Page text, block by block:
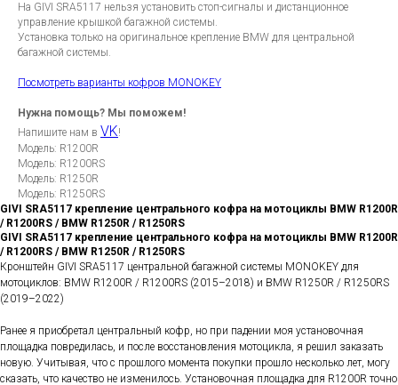
На GIVI SRA5117 нельзя установить стоп-сигналы и дистанционное
управление крышкой багажной системы.
Установка только на оригинальное крепление BMW для центральной
багажной системы.
Посмотреть варианты кофров MONOKEY
Нужна помощь? Мы поможем!
Напишите нам в VK!
Модель: R1200R
Модель: R1200RS
Модель: R1250R
Модель: R1250RS
GIVI SRA5117 крепление центрального кофра на мотоциклы BMW R1200R
/ R1200RS / BMW R1250R / R1250RS
GIVI SRA5117 крепление центрального кофра на мотоциклы BMW R1200R
/ R1200RS / BMW R1250R / R1250RS
Кронштейн GIVI SRA5117 центральной багажной системы MONOKEY для
мотоциклов: BMW R1200R / R1200RS (2015–2018) и BMW R1250R / R1250RS
(2019–2022)
Ранее я приобретал центральный кофр, но при падении моя установочная
площадка повредилась, и после восстановления мотоцикла, я решил заказать
новую. Учитывая, что с прошлого момента покупки прошло несколько лет, могу
сказать, что качество не изменилось. Установочная площадка для R1200R точно